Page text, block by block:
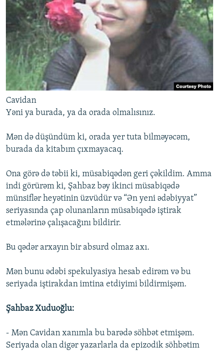
Cavidan
Yəni ya burada, ya da orada olmalısınız.
Mən də düşündüm ki, orada yer tuta bilməyəcəm,
burada da kitabım çıxmayacaq.
Ona görə də təbii ki, müsabiqədən geri çəkildim. Amma
indi görürəm ki, Şahbaz bəy ikinci müsabiqədə
münsiflər heyətinin üzvüdür və “Ən yeni ədəbiyyat”
seriyasında çap olunanların müsabiqədə iştirak
etmələrinə çalışacağını bildirir.
Bu qədər arxayın bir absurd olmaz axı.
Mən bunu ədəbi spekulyasiya hesab edirəm və bu
seriyada iştirakdan imtina etdiyimi bildirmişəm.
Şahbaz Xuduoğlu:
- Mən Cavidan xanımla bu barədə söhbət etmişəm.
Seriyada olan digər yazarlarla da epizodik söhbətim